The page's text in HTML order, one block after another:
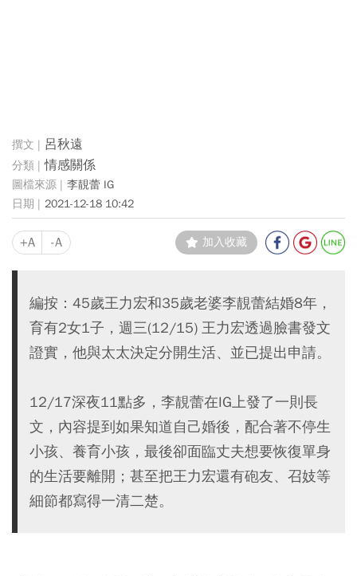
呂秋遠
情感關係
李靚蕾 IG
2021-12-18 10:42
+A -A 加入收藏
編按：45歲王力宏和35歲老婆李靚蕾結婚8年，
育有2女1子，週三(12/15) 王力宏透過臉書發文
證實，他與太太決定分開生活、並已提出申請。
12/17深夜11點多，李靚蕾在IG上發了一則長
文，內容提到如果知道自己婚後，配合著不停生
小孩、養育小孩，最後卻面臨丈夫想要恢復單身
的生活要離開；甚至把王力宏還有砲友、召妓等
細節都寫得一清二楚。